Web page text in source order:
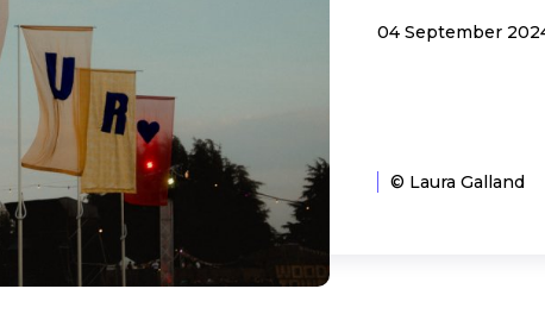
04 September
© Laura Galland